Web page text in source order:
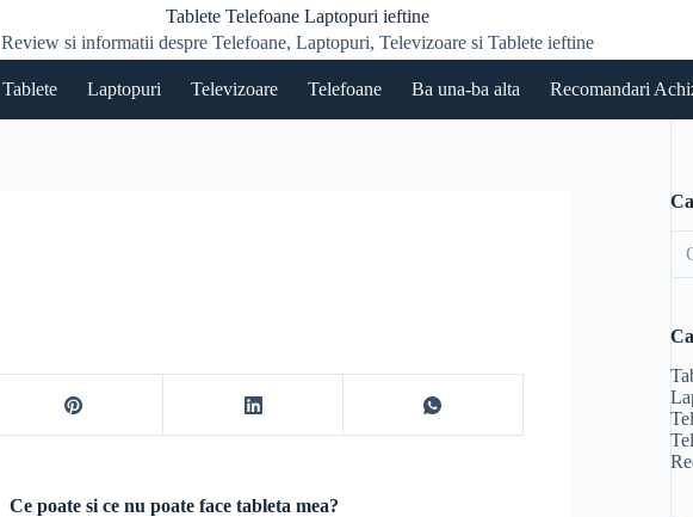
Tablete Telefoane Laptopuri ieftine
Review si informatii despre Telefoane, Laptopuri, Televizoare si Tablete ieftine
Tablete Laptopuri Televizoare Telefoane Ba una-ba alta Recomandari
Ce poate si ce nu poate face tableta mea?